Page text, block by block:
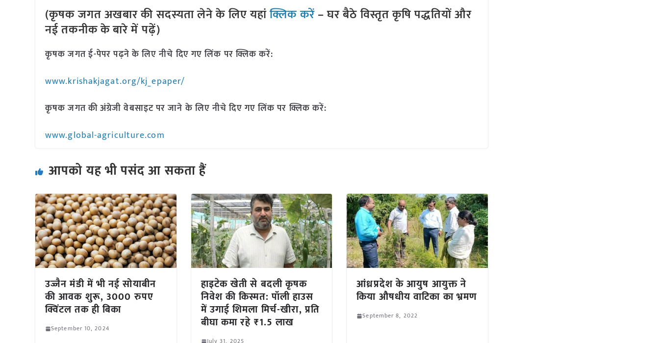
(कृषक जगत अखबार की सदस्यता लेने के लिए यहांक्लिक करें– घर बैठे विस्तृत कृषि पद्धतियों और
नई तकनीक के बारे में पढ़ें)
कृषक जगत ई-पेपर पढ़ने के लिए नीचे दिए गए लिंक पर क्लिक करें:
www.krishakjagat.org/kj_epaper/
कृषक जगत की अंग्रेजी वेबसाइट पर जाने के लिए नीचे दिए गए लिंक पर क्लिक करें:
www.global-agriculture.com
आपको यह भी पसंद आ सकता हैं
उज्जैन मंडी में भी नई सोयाबीन
की आवक शुरू, 3000 रुपए
क्विंटल तक ही बिका
September 10, 2024
हाइटेक खेती से बदली कृषक
निवेश की किस्मत: पॉली हाउस
में उगाई शिमला मिर्च-खीरा, प्रति
बीघा कमा रहे ₹1.5 लाख
आंध्रप्रदेश के आयुष आयुक्त ने
किया औषधीय वाटिका का भ्रमण
September 8, 2022